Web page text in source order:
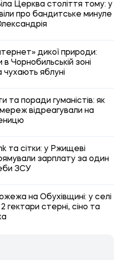
Церква століття тому: у
про бандитське минуле
дикої природи:
Чорнобильській зоні
яблуні
та поради гуманістів: як
відреагували на
та сітки: у Ржищеві
зарплату за один
ЗСУ
на Обухівщині: у селі
гектари стерні, сіно та